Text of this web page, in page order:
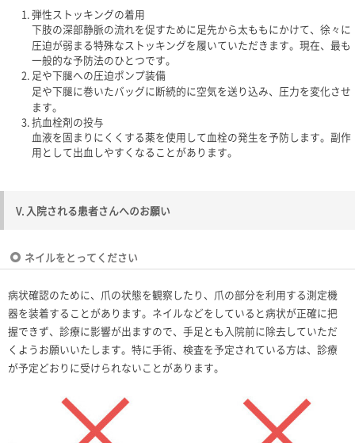
弾性ストッキングの着用
下肢の深部静脈の流れを促すために足先から太ももにかけて、徐々に
圧迫が弱まる特殊なストッキングを履いていただきます。現在、最も
一般的な予防法のひとつです。
足や下腿への圧迫ポンプ装備
足や下腿に巻いたバッグに断続的に空気を送り込み、圧力を変化させ
ます。
抗血栓剤の投与
血液を固まりにくくする薬を使用して血栓の発生を予防します。副作
用として出血しやすくなることがあります。
V. 入院される患者さんへのお願い
ネイルをとってください
病状確認のために、爪の状態を観察したり、爪の部分を利用する測定機
器を装着することがあります。ネイルなどをしていると病状が正確に把
握できず、診療に影響が出ますので、手足とも入院前に除去していただ
くようお願いいたします。特に手術、検査を予定されている方は、診療
が予定どおりに受けられないことがあります。